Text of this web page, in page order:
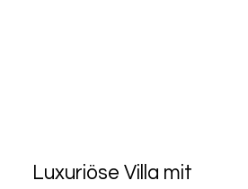
Luxuriöse Villa mit